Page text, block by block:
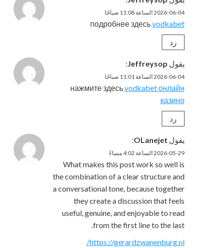
2026-06-04 الساعة 11:08 صباحًا
подробнее здесьvodkabet
رد
يقول Jeffreysop
:
2026-06-04 الساعة 11:01 صباحًا
нажмите здесьvodkabet онлайн
казино
رد
يقول OLanejet
:
2026-05-29 الساعة 4:02 مساءً
What makes this post work so well is
the combination of a clear structure and
a conversational tone, because together
they create a discussion that feels
useful, genuine, and enjoyable to read
from the first line to the last.
https://gerardzwanenburg.nl/